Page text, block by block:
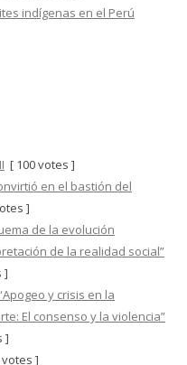
indígenas en el Perú
[ 100 votes ]
en el bastión del
]
de la evolución
de la realidad social”
]
y crisis en la
El consenso y la violencia”
]
votes ]